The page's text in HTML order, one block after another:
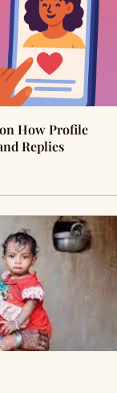
How Profile
Replies